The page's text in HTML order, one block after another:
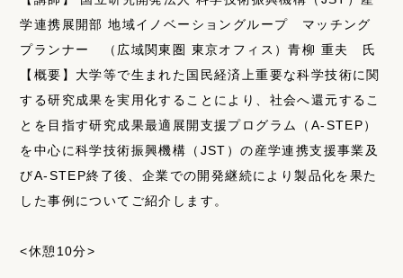
学連携展開部 地域イノベーショングループ マッチング
プランナー （広域関東圏 東京オフィス）青柳 重夫 氏
【概要】大学等で生まれた国民経済上重要な科学技術に関
する研究成果を実用化することにより、社会へ還元するこ
とを目指す研究成果最適展開支援プログラム（A-STEP）
を中心に科学技術振興機構（JST）の産学連携支援事業及
びA-STEP終了後、企業での開発継続により製品化を果た
した事例についてご紹介します。
<休憩10分>